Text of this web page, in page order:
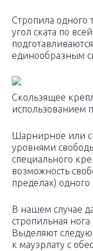
Стропила одного
угол ската по
единообразным
Скользящее
использованием
Шарнирное или
уровнями
специального
возможность
пределах)
В нашем случае
стропильная
Выделяют
к мауэрлату с